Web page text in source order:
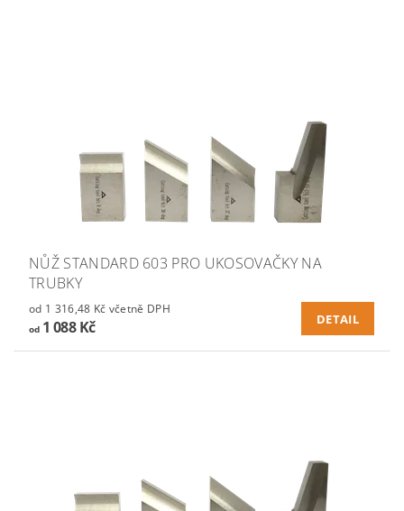
NŮŽ STANDARD 603 PRO UKOSOVAČKY NA
TRUBKY
od 1 316,48 Kč včetně DPH
od1 088 Kč DETAIL